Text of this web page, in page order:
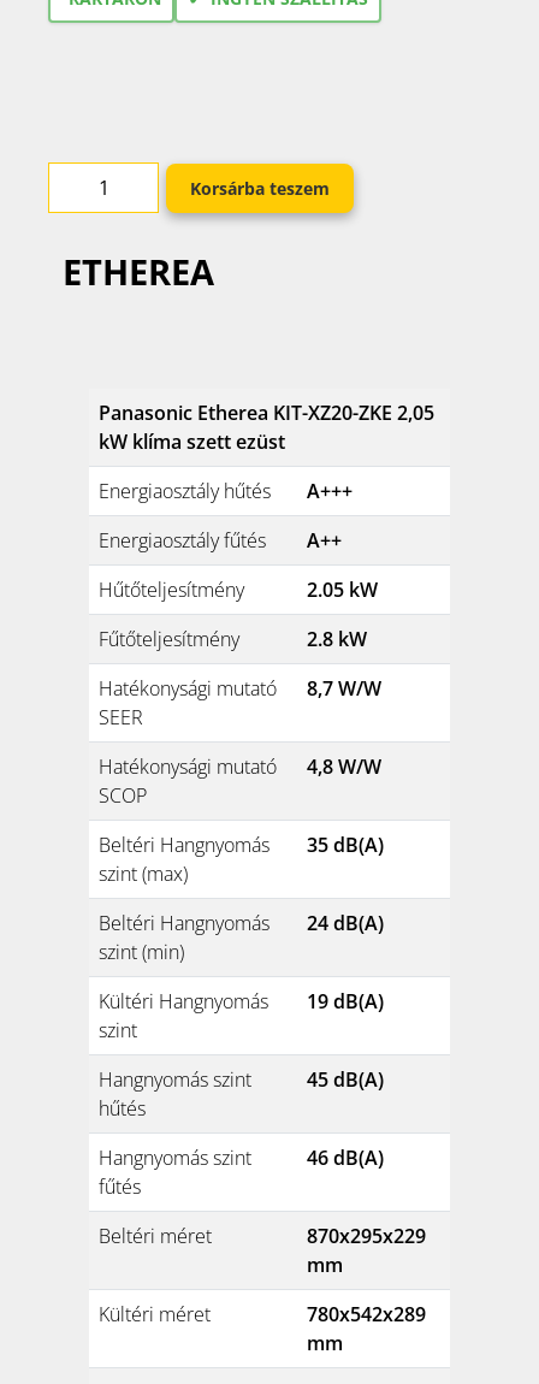
Korsárba teszem
ETHEREA
Panasonic Etherea KIT-XZ20-ZKE 2,05
kW klíma szett ezüst
Energiaosztály hűtés
A+++
Energiaosztály fűtés
A++
Hűtőteljesítmény
2.05 kW
Fűtőteljesítmény
2.8 kW
Hatékonysági mutató
SEER
8,7 W/W
Hatékonysági mutató
SCOP
4,8 W/W
Beltéri Hangnyomás
szint (max)
35 dB(A)
Beltéri Hangnyomás
szint (min)
24 dB(A)
Kültéri Hangnyomás
szint
19 dB(A)
Hangnyomás szint
hűtés
45 dB(A)
Hangnyomás szint
fűtés
46 dB(A)
Beltéri méret
870x295x229
mm
Kültéri méret
780x542x289
mm